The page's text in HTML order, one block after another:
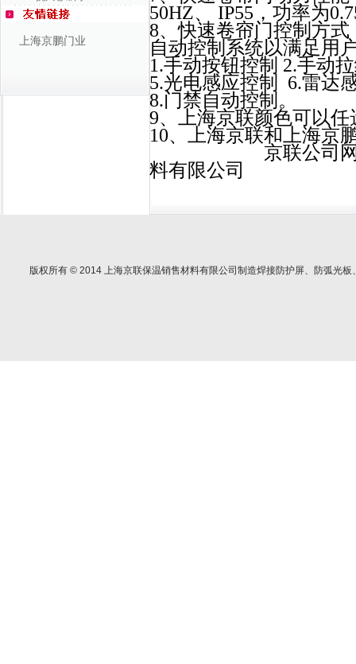
上海京鹏门业
50HZ、 IP55，功率为
8、快速卷帘门控制方
自动控制系统以满足用
1.手动按钮控制 2.手动
5.光电感应控制 6.雷达
8.门禁自动控制。
9、上海
10、上海京联和上
京联公
料有限公司
版权所有 © 2014上海京联保温销售材料有限公司制造焊接防护屏、防弧光